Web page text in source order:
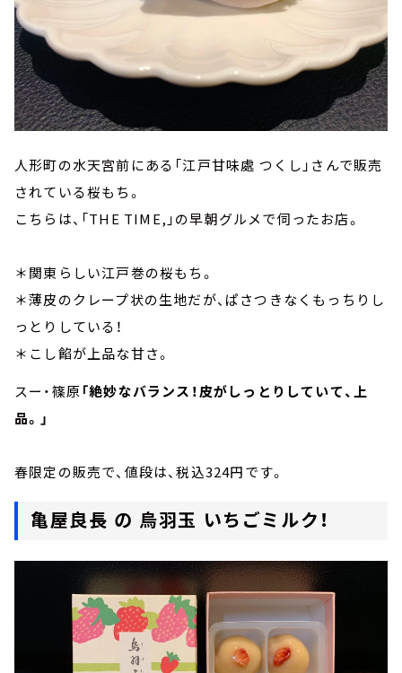
人形町の水天宮前にある「江戸甘味處 つくし」さんで販売
されている桜もち。
こちらは、「THE TIME,」の早朝グルメで伺ったお店。
＊関東らしい江戸巻の桜もち。
＊薄皮のクレープ状の生地だが、ぱさつきなくもっちりし
っとりしている！
＊こし餡が上品な甘さ。
スー・篠原「絶妙なバランス！皮がしっとりしていて、上
品。」
春限定の販売で、値段は、税込324円です。
亀屋良長 の 烏羽玉 いちごミルク！